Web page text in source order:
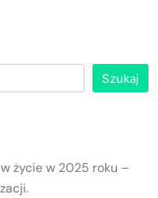
Szukaj
życie w 2025 roku –